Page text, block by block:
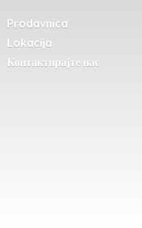
Prodavnica
Lokacija
Контактирајте нас